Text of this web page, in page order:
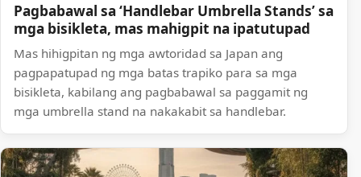
Pagbabawal sa ‘Handlebar Umbrella Stands’ sa
mga bisikleta, mas mahigpit na ipatutupad
Mas hihigpitan ng mga awtoridad sa Japan ang
pagpapatupad ng mga batas trapiko para sa mga
bisikleta, kabilang ang pagbabawal sa paggamit ng
mga umbrella stand na nakakabit sa handlebar.